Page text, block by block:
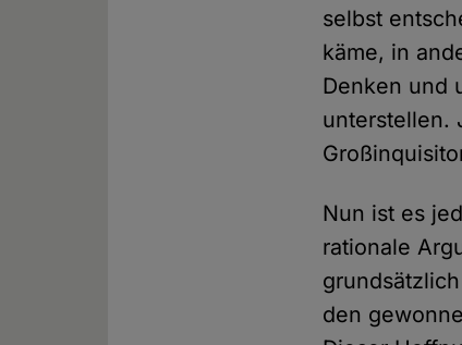
selbst
käme, in
Denken und
unterstellen.
Nun ist es
rationale
den